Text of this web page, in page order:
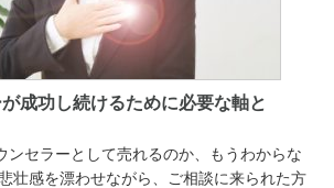
成功し続けるために必要な軸と
ンセラーとして売れるのか、もうわからな
壮感を漂わせながら、ご相談に来られた方